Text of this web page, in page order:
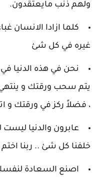
ولهم ذنب مايعتقدون.
كلما ازادا الانسان
غيره في كل شئ
نحن في هذه الدنيا
يتم سحب ورقتك و
، فضلاً ركز في ورقتك و
عابرون والدنيا
خلفنا كل شئ .. ربنا
اصنع السعادة